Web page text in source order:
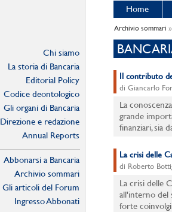
Chi siamo
La storia di Bancaria
Editorial Policy
Codice deontologico
Gli organi di Bancaria
Direzione e redazione
Annual Reports
Abbonarsi a Bancaria
Archivio sommari
Gli articoli del Forum
Ingresso Abbonati
Home
Archivio sommari
Il contributo
di Giancarlo
La
grande
finanziari, sia
La crisi delle
di Roberto
La crisi delle
all'interno del
forte